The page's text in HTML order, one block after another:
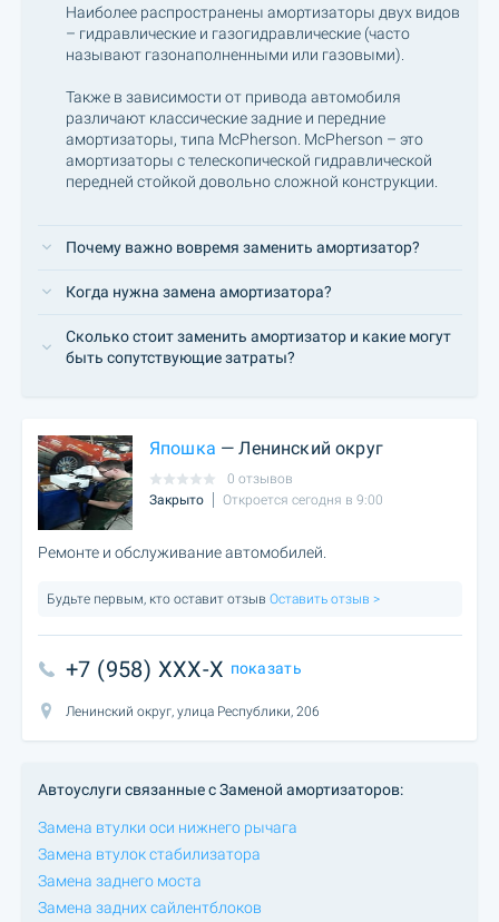
Наиболее распространены амортизаторы двух видов
– гидравлические и газогидравлические (часто
называют газонаполненными или газовыми).
Также в зависимости от привода автомобиля
различают классические задние и передние
амортизаторы, типа McPherson. McPherson – это
амортизаторы с телескопической гидравлической
передней стойкой довольно сложной конструкции.
Почему важно вовремя заменить амортизатор?
Когда нужна замена амортизатора?
Сколько стоит заменить амортизатор и какие могут
быть сопутствующие затраты?
Япошка — Ленинский округ
0 отзывов
Закрыто
Откроется сегодня в 9:00
Ремонте и обслуживание автомобилей.
Будьте первым, кто оставит отзыв Оставить отзыв >
+7 (958) XXX-X показать
Ленинский округ, улица Республики, 206
Автоуслуги связанные с Заменой амортизаторов:
Замена втулки оси нижнего рычага
Замена втулок стабилизатора
Замена заднего моста
Замена задних сайлентблоков